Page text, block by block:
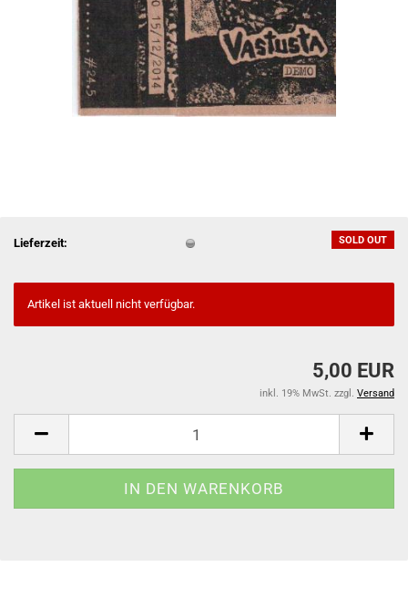
SOLD OUT
Lieferzeit:
Artikel ist aktuell nicht verfügbar.
5,00 EUR
inkl. 19% MwSt. zzgl. Versand